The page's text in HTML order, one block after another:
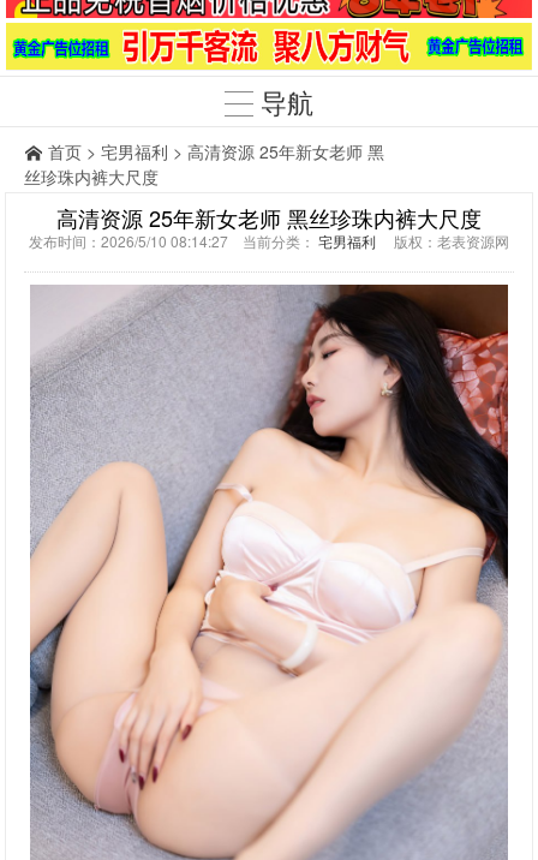
导航
首页 > 宅男福利 > 高清资源 25年新女老师 黑
丝珍珠内裤大尺度
高清资源 25年新女老师 黑丝珍珠内裤大尺度
发布时间：2026/5/10 08:14:27 当前分类： 宅男福利 版权：老表资源网